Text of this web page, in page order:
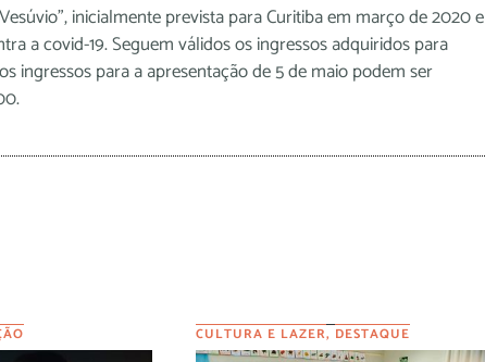
inicialmente prevista para Curitiba em março de 2020 e
a covid-19. Seguem válidos os ingressos adquiridos para
ingressos para a apresentação de 5 de maio podem ser
CULTURA E LAZER, DESTAQUE